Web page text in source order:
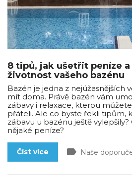
8 tipů, jak ušetřit peníze
životnost vašeho bazénu
Bazén je jedna z nejúžasnějších
mít doma. Právě bazén vám
zábavy i relaxace, kterou
přáteli. Ale co byste řekli tipům,
zábavu u bazénu ještě
nějaké peníze?
Číst více label Naše